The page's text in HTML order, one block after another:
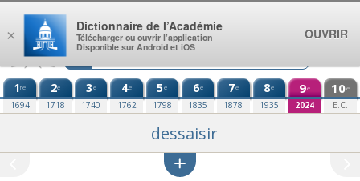
Aller au contenu
1re
1694
2e
1718
3e
1740
4e
1762
5e
1798
6e
1835
7e
1878
8e
1935
9e
2024
10e
E.C.
dessaisir
×
Dictionnaire de l’Académie
Télécharger ou ouvrir l’application
Disponible sur Android et iOS
OUVRIR